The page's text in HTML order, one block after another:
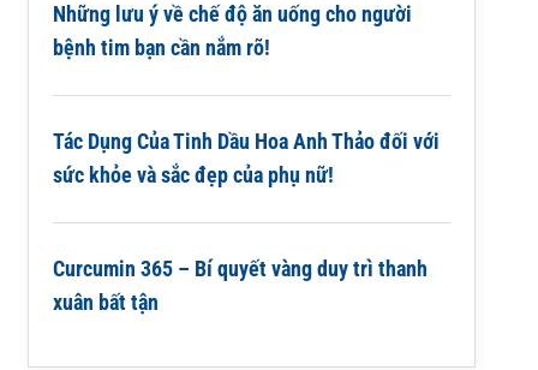
Những lưu ý về chế độ ăn uống cho người
bệnh tim bạn cần nắm rõ!
Tác Dụng Của Tinh Dầu Hoa Anh Thảo đối với
sức khỏe và sắc đẹp của phụ nữ!
Curcumin 365 – Bí quyết vàng duy trì thanh
xuân bất tận